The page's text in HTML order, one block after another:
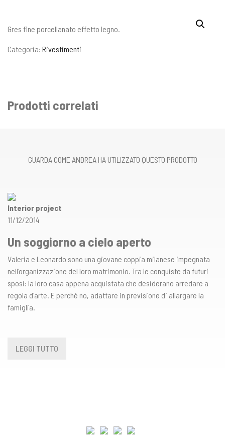
Gres fine porcellanato effetto legno.
Categoria: Rivestimenti
Prodotti correlati
GUARDA COME ANDREA HA UTILIZZATO QUESTO PRODOTTO
Interior project
11/12/2014
Un soggiorno a cielo aperto
Valeria e Leonardo sono una giovane coppia milanese impegnata
nell'organizzazione del loro matrimonio. Tra le conquiste da futuri
sposi: la loro casa appena acquistata che desiderano arredare a
regola d'arte. E perché no, adattare in previsione di allargare la
famiglia.
LEGGI TUTTO